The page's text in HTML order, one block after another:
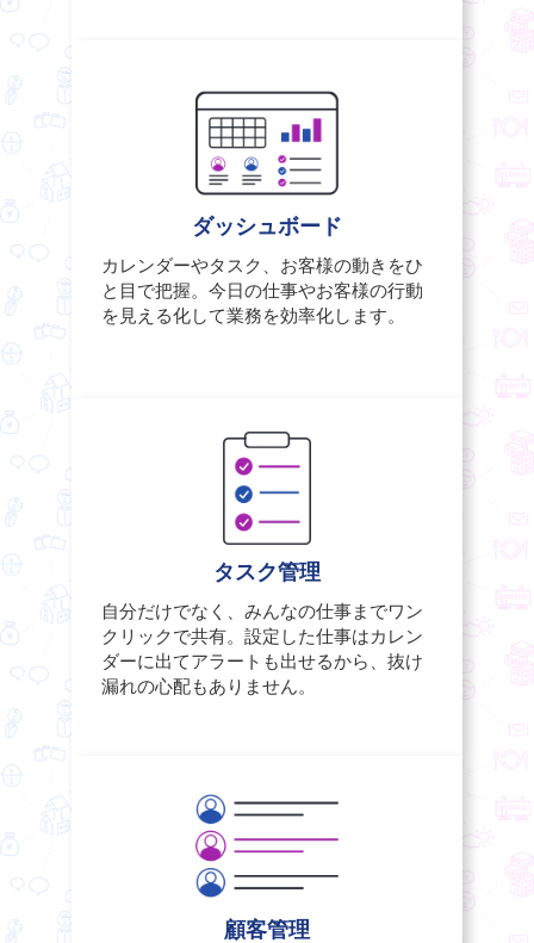
ダッシュボード
カレンダーやタスク、お客様の動きをひ
と目で把握。今日の仕事やお客様の行動
を見える化して業務を効率化します。
タスク管理
自分だけでなく、みんなの仕事までワン
クリックで共有。設定した仕事はカレン
ダーに出てアラートも出せるから、抜け
漏れの心配もありません。
顧客管理